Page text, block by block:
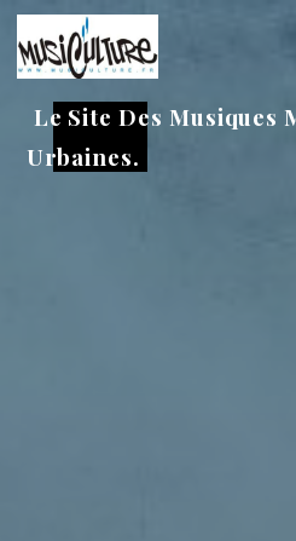
Aller
au
contenu
Le Site Des Musiques
Urbaines.